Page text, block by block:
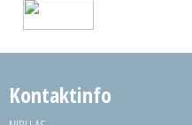
Kontaktinfo